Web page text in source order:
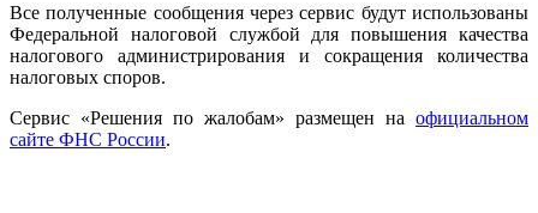
Все полученные сообщения через сервис будут использованы
Федеральной налоговой службой для повышения качества
налогового администрирования и сокращения количества
налоговых споров.
Сервис «Решения по жалобам» размещен на официальном
сайте ФНС России.